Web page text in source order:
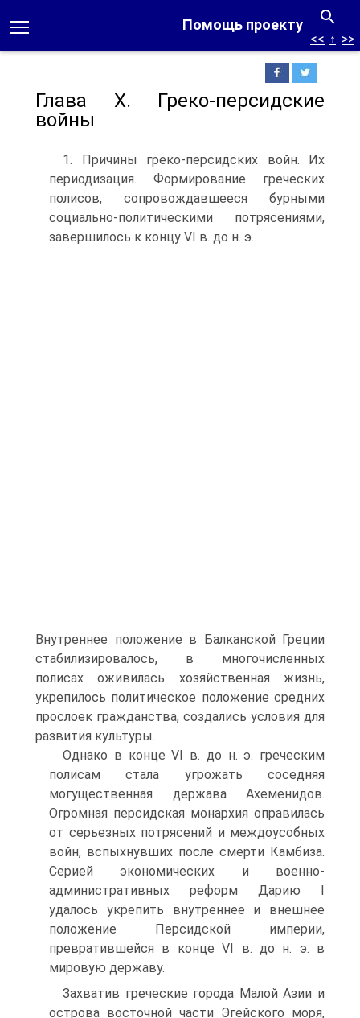
Помощь проекту
<< ↑ >>
Глава X. Греко-персидские
войны
1. Причины греко-персидских войн. Их
периодизация. Формирование греческих
полисов, сопровождавшееся бурными
социально-политическими потрясениями,
завершилось к концу VI в. до н. э.
Внутреннее положение в Балканской Греции
стабилизировалось, в многочисленных
полисах оживилась хозяйственная жизнь,
укрепилось политическое положение средних
прослоек гражданства, создались условия для
развития культуры.
Однако в конце VI в. до н. э. греческим
полисам стала угрожать соседняя
могущественная держава Ахеменидов.
Огромная персидская монархия оправилась
от серьезных потрясений и междоусобных
войн, вспыхнувших после смерти Камбиза.
Серией экономических и военно-
административных реформ Дарию I
удалось укрепить внутреннее и внешнее
положение Персидской империи,
превратившейся в конце VI в. до н. э. в
мировую державу.
Захватив греческие города Малой Азии и
острова восточной части Эгейского моря,